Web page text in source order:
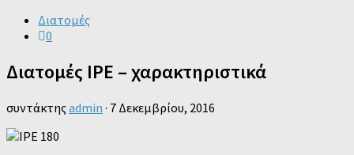
Διατομές
0
Διατομές IPE – χαρακτηριστικά
συντάκτηςadmin · 7 Δεκεμβρίου, 2016